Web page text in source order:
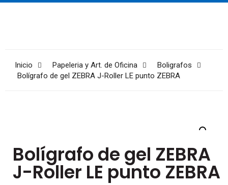
Inicio Papeleria y Art. de Oficina
Boligrafos
Bolígrafo de gel ZEBRA J-Roller LE punto ZEBRA
Bolígrafo de gel ZEBRA
J-Roller LE punto ZEBRA